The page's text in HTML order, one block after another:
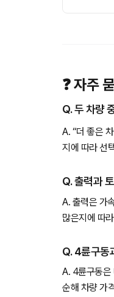
❓ 자주
Q. 두 차량
A. “더 좋은
지에 따라 선
Q. 출력과
A. 출력은 가
많은지에 따
Q. 4륜구동
A. 4륜구동은
순해 차량 가